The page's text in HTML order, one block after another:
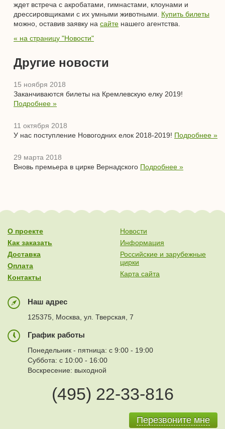
ждет встреча с акробатами, гимнастами, клоунами и
дрессировщиками с их умными животными. Купить билеты
можно, оставив заявку на сайте нашего агентства.
« на страницу "Новости"
Другие новости
15 ноября 2018
Заканчиваются билеты на Кремлевскую елку 2019!
Подробнее »
11 октября 2018
У нас поступление Новогодних елок 2018-2019! Подробнее »
29 марта 2018
Вновь премьера в цирке Вернадского Подробнее »
О проекте
Как заказать
Доставка
Оплата
Контакты
Новости
Информация
Российские и зарубежные
цирки
Карта сайта
Наш адрес
125375, Москва, ул. Тверская, 7
График работы
Понедельник - пятница: с 9:00 - 19:00
Суббота: с 10:00 - 16:00
Воскресение: выходной
(495) 22-33-816
Перезвоните мне